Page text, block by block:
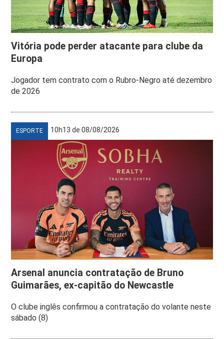
Vitória pode perder atacante para clube da
Europa
Jogador tem contrato com o Rubro-Negro até dezembro
de 2026
ESPORTE 10h13 de 08/08/2026
Arsenal anuncia contratação de Bruno
Guimarães, ex-capitão do Newcastle
O clube inglês confirmou a contratação do volante neste
sábado (8)